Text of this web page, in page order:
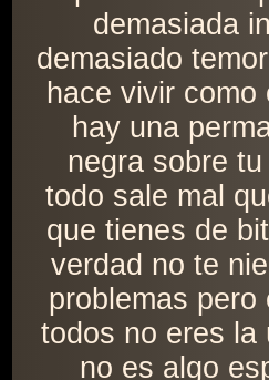
demasiada
demasiado
hace vivir como
hay una
negra sobre
todo sale mal
que tienes de
verdad no te
problemas
todos no eres la
no es algo